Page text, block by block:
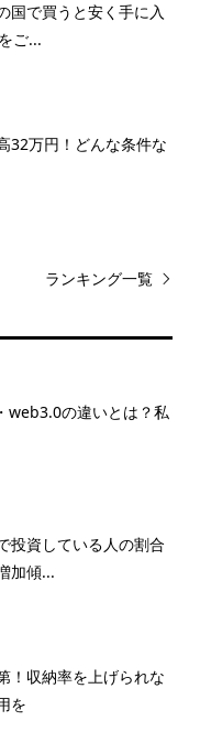
国で買うと安く手に入
ご...
32万円！どんな条件な
ランキング一覧
web3.0の違いとは？私
投資している人の割合
加傾...
！収納率を上げられな
を